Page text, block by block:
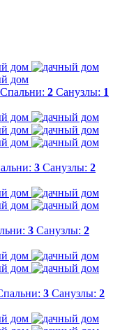
Спальни: 2 Санузлы: 1
3 Санузлы: 2
3 Санузлы: 2
3 Санузлы: 2